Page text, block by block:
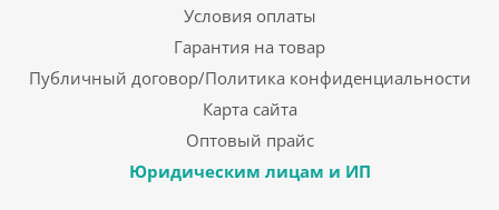
Условия оплаты
Гарантия на товар
Публичный договор/Политика конфиденциальности
Карта сайта
Оптовый прайс
Юридическим лицам и ИП